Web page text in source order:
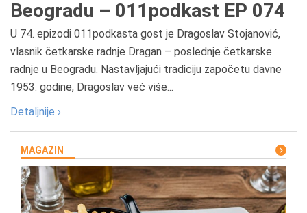
Beogradu – 011podkast EP 074
U 74. epizodi 011podkasta gost je Dragoslav Stojanović,
vlasnik četkarske radnje Dragan – poslednje četkarske
radnje u Beogradu. Nastavljajući tradiciju započetu davne
1953. godine, Dragoslav već više...
Detaljnije ›
MAGAZIN